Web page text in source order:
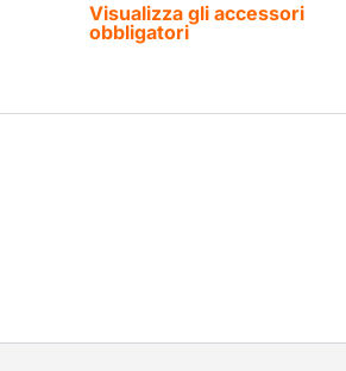
Visualizza gli accessori
obbligatori